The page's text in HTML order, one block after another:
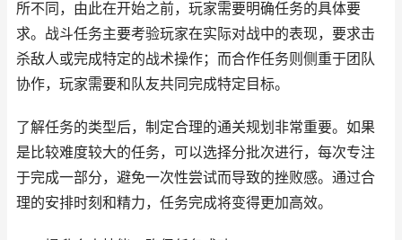
所不同，由此在开始之前，玩家需要明确任务的具体要
求。战斗任务主要考验玩家在实际对战中的表现，要求击
杀敌人或完成特定的战术操作；而合作任务则侧重于团队
协作，玩家需要和队友共同完成特定目标。
了解任务的类型后，制定合理的通关规划非常重要。如果
是比较难度较大的任务，可以选择分批次进行，每次专注
于完成一部分，避免一次性尝试而导致的挫败感。通过合
理的安排时刻和精力，任务完成将变得更加高效。